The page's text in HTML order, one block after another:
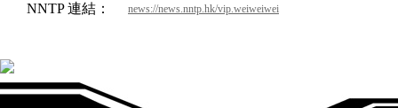
NNTP 連結： news://news.nntp.hk/vip.weiweiwei